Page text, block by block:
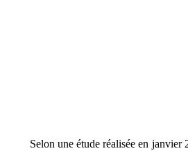
Selon une étude réalisée en janvier